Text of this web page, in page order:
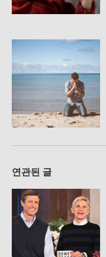
연관된 글